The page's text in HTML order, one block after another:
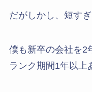
だがしかし、短す
僕も新卒の会社を2
ランク期間1年以上